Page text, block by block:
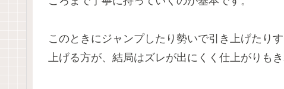
このときにジャンプしたり勢いで引き上げたり
上げる方が、結局はズレが出にくく仕上がりもき